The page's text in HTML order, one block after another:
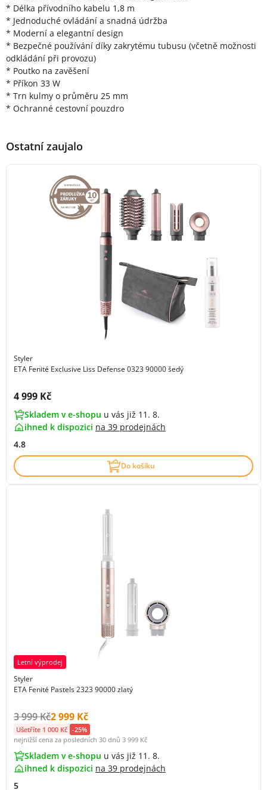
* Délka přívodního kabelu 1,8 m
* Jednoduché ovládání a snadná údržba
* Moderní a elegantní design
* Bezpečné používání díky zakrytému tubusu (včetně možnosti
odkládání při provozu)
* Poutko na zavěšení
* Příkon 33 W
* Trn kulmy o průměru 25 mm
* Ochranné cestovní pouzdro
Ostatní zaujalo
Styler
ETA Fenité Exclusive Liss Defense 0323 90000 šedý
Cena s DPH:
4 999 Kč
Skladem v e-shopu u vás již 11. 8.
ihned k dispozici na 39 prodejnách
4.8
Do košíku
Letní výprodej
Styler
ETA Fenité Pastels 2323 90000 zlatý
Původní cena s DPH:
3 999 KčCena s DPH:
2 999 Kč
Ušetříte 1 000 Kč -25%
nejnižší cena za posledních 30 dnů 3 999 Kč
Skladem v e-shopu u vás již 11. 8.
ihned k dispozici na 39 prodejnách
5